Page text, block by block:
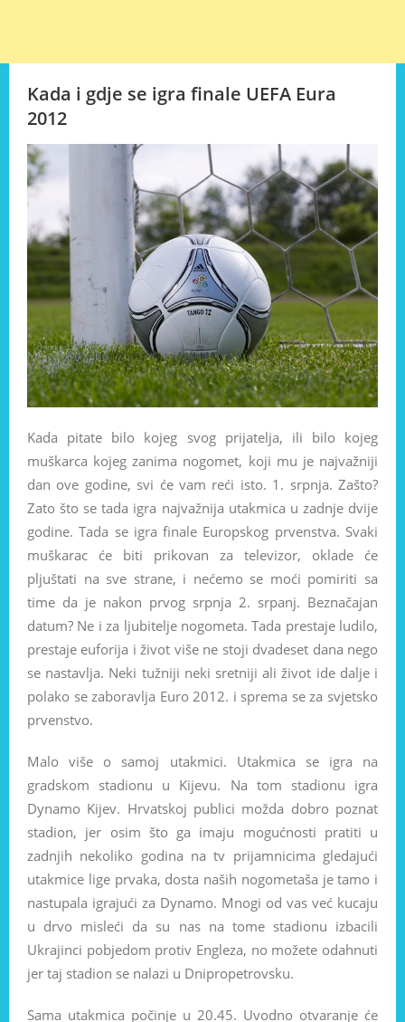
Kada i gdje se igra finale UEFA Eura
2012
Kada pitate bilo kojeg svog prijatelja, ili bilo kojeg
muškarca kojeg zanima nogomet, koji mu je najvažniji
dan ove godine, svi će vam reći isto. 1. srpnja. Zašto?
Zato što se tada igra najvažnija utakmica u zadnje dvije
godine. Tada se igra finale Europskog prvenstva. Svaki
muškarac će biti prikovan za televizor, oklade će
pljuštati na sve strane, i nećemo se moći pomiriti sa
time da je nakon prvog srpnja 2. srpanj. Beznačajan
datum? Ne i za ljubitelje nogometa. Tada prestaje ludilo,
prestaje euforija i život više ne stoji dvadeset dana nego
se nastavlja. Neki tužniji neki sretniji ali život ide dalje i
polako se zaboravlja Euro 2012. i sprema se za svjetsko
prvenstvo.
Malo više o samoj utakmici. Utakmica se igra na
gradskom stadionu u Kijevu. Na tom stadionu igra
Dynamo Kijev. Hrvatskoj publici možda dobro poznat
stadion, jer osim što ga imaju mogućnosti pratiti u
zadnjih nekoliko godina na tv prijamnicima gledajući
utakmice lige prvaka, dosta naših nogometaša je tamo i
nastupala igrajući za Dynamo. Mnogi od vas već kucaju
u drvo misleći da su nas na tome stadionu izbacili
Ukrajinci pobjedom protiv Engleza, no možete odahnuti
jer taj stadion se nalazi u Dnipropetrovsku.
Sama utakmica počinje u 20.45. Uvodno otvaranje će